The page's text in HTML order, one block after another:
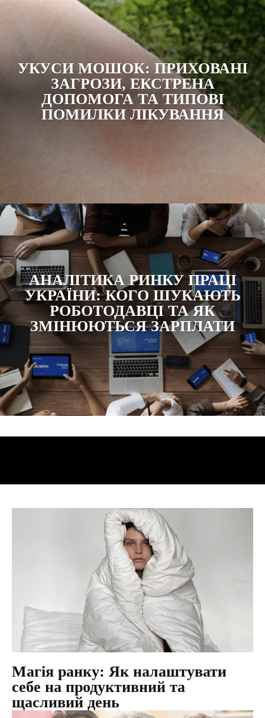
УКУСИ МОШОК: ПРИХОВАНІ
ЗАГРОЗИ, ЕКСТРЕНА
ДОПОМОГА ТА ТИПОВІ
ПОМИЛКИ ЛІКУВАННЯ
АНАЛІТИКА РИНКУ ПРАЦІ
УКРАЇНИ: КОГО ШУКАЮТЬ
РОБОТОДАВЦІ ТА ЯК
ЗМІНЮЮТЬСЯ ЗАРПЛАТИ
Магія ранку: Як налаштувати
себе на продуктивний та
щасливий день